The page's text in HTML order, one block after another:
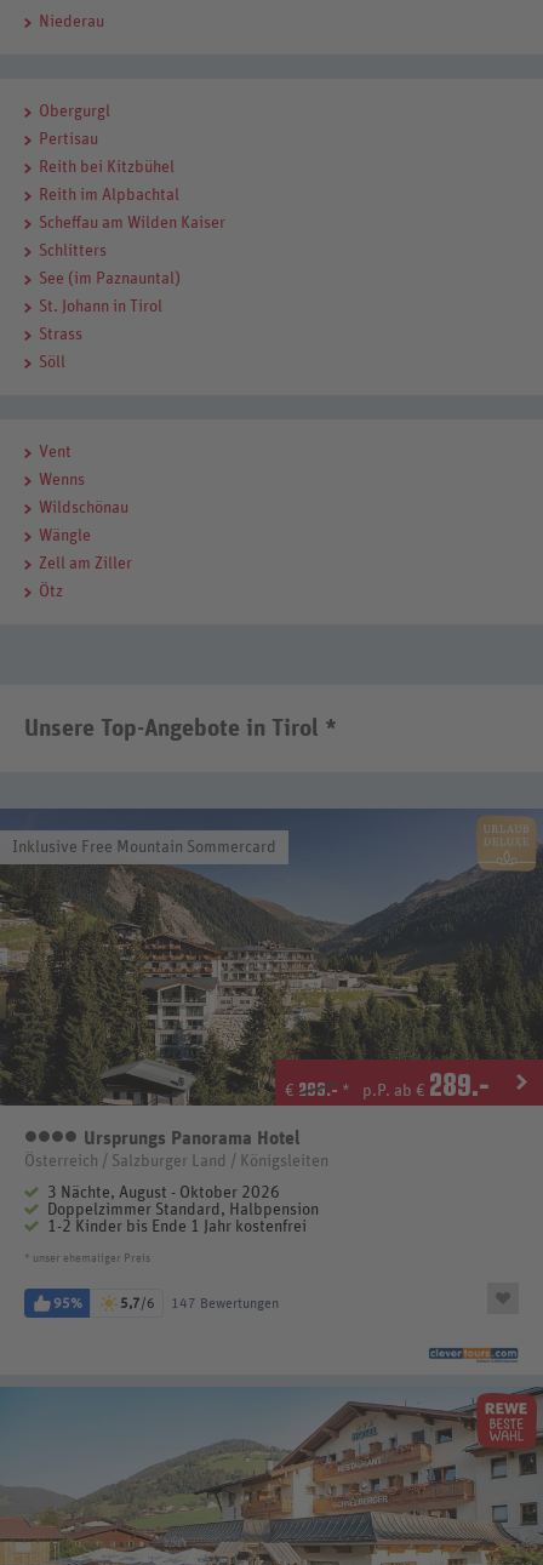
Niederau
Obergurgl
Pertisau
Reith bei Kitzbühel
Reith im Alpbachtal
Scheffau am Wilden Kaiser
Schlitters
See (im Paznauntal)
St. Johann in Tirol
Strass
Söll
Vent
Wenns
Wildschönau
Wängle
Zell am Ziller
Ötz
Unsere Top-Angebote in Tirol *
Inklusive Free Mountain Sommercard
€ 299.- * p.P. ab € 289.-
4 Sterne
Ursprungs Panorama Hotel
Österreich / Salzburger Land / Königsleiten
3 Nächte, August - Oktober 2026
Doppelzimmer Standard, Halbpension
1-2 Kinder bis Ende 1 Jahr kostenfrei
* unser ehemaliger Preis
95% 5,7/6 147 Bewertungen